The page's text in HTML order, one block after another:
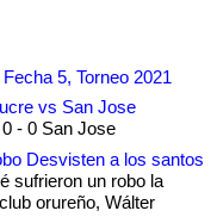
5, Torneo 2021
vs San Jose
- 0 San Jose
Desvisten a los santos
sufrieron un robo la
orureño, Wálter